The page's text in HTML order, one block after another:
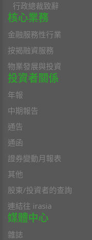
行政總裁致辭
核心業務
金融服務性行業
按揭融資服務
物業發展與投資
投資者關係
年報
中期報告
通告
通函
證券變動月報表
其他
股東/投資者的查詢
連結往 irasia
媒體中心
雜誌